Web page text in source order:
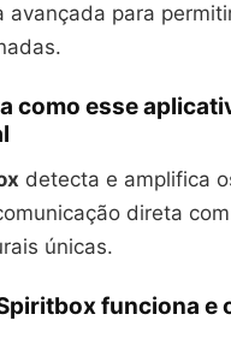
avançada para
como esse
detecta e amplifica
direta
únicas.
funciona e